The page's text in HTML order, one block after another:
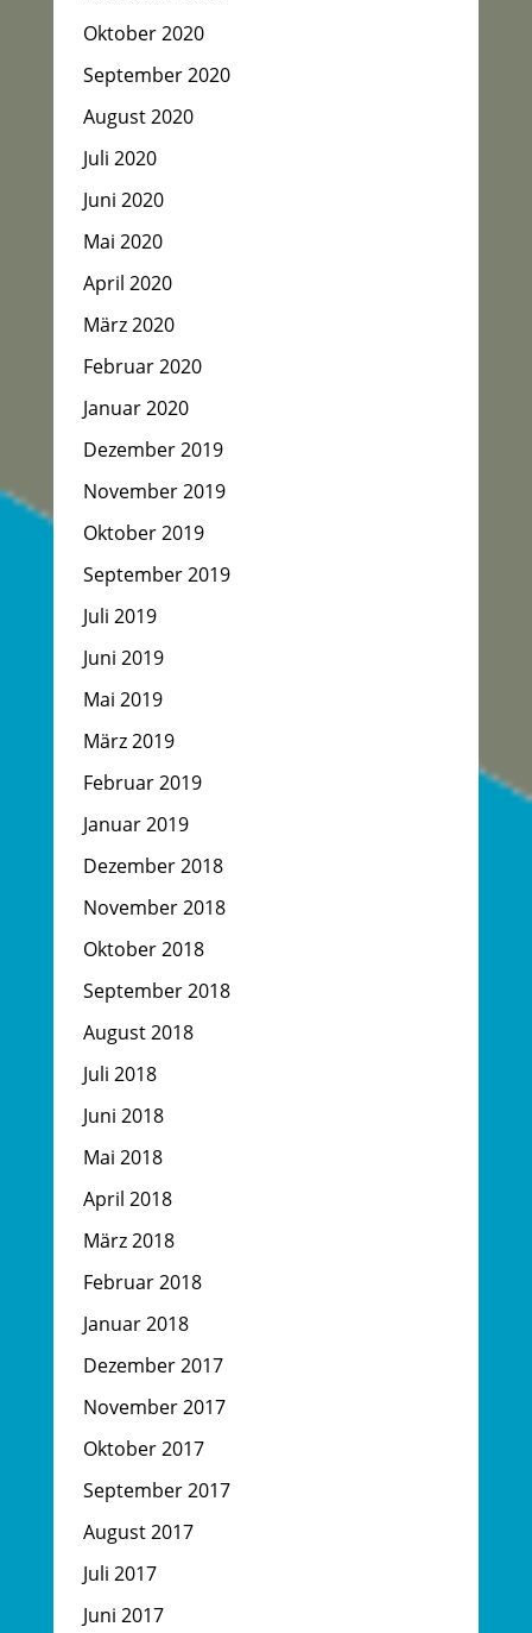
Oktober 2020
September 2020
August 2020
Juli 2020
Juni 2020
Mai 2020
April 2020
März 2020
Februar 2020
Januar 2020
Dezember 2019
November 2019
Oktober 2019
September 2019
Juli 2019
Juni 2019
Mai 2019
März 2019
Februar 2019
Januar 2019
Dezember 2018
November 2018
Oktober 2018
September 2018
August 2018
Juli 2018
Juni 2018
Mai 2018
April 2018
März 2018
Februar 2018
Januar 2018
Dezember 2017
November 2017
Oktober 2017
September 2017
August 2017
Juli 2017
Juni 2017